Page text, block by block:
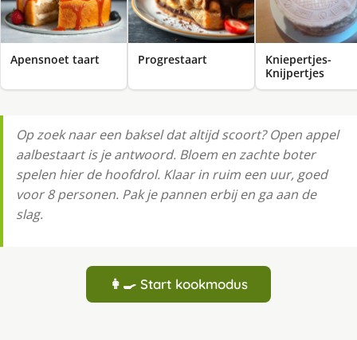
Apensnoet taart Progrestaart
Kniepertjes-
Knijpertjes
Op zoek naar een baksel dat altijd scoort? Open appel
aalbestaart is je antwoord. Bloem en zachte boter
spelen hier de hoofdrol. Klaar in ruim een uur, goed
voor 8 personen. Pak je pannen erbij en ga aan de
slag.
👩‍🍳 Start kookmodus